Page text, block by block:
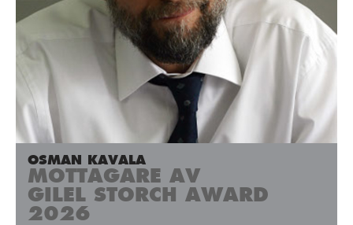
OSMAN KAVALA
MOTTAGARE AV
GILEL STORCH AWARD
2026